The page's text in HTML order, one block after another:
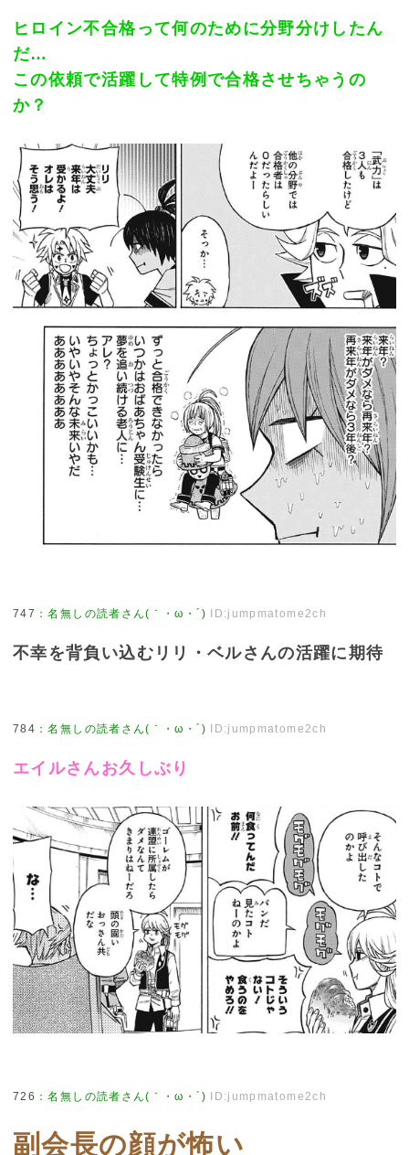
ヒロイン不合格って何のために分野分けしたん
だ…
この依頼で活躍して特例で合格させちゃうの
か？
747 ：名無しの読者さん(｀・ω・´) ID:jumpmatome2ch
不幸を背負い込むリリ・ベルさんの活躍に期待
784 ：名無しの読者さん(｀・ω・´) ID:jumpmatome2ch
エイルさんお久しぶり
726 ：名無しの読者さん(｀・ω・´) ID:jumpmatome2ch
副会長の顔が怖い